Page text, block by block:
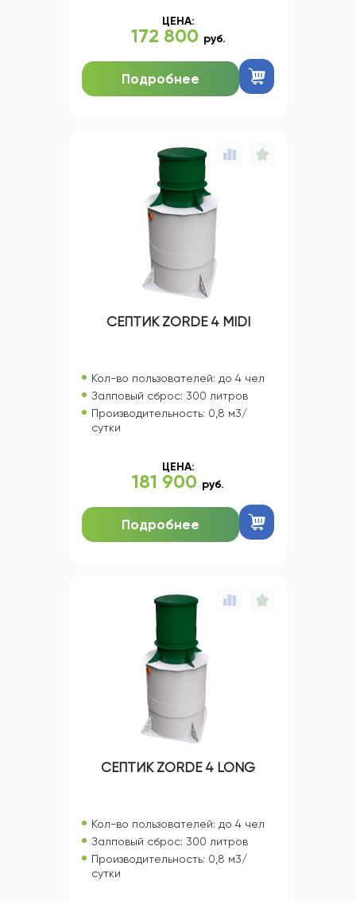
ЦЕНА:
172 800 руб.
Подробнее
СЕПТИК ZORDE 4 MIDI
Кол-во пользователей: до 4 чел
Залповый сброс: 300 литров
Производительность: 0,8 м3/
сутки
ЦЕНА:
181 900 руб.
Подробнее
СЕПТИК ZORDE 4 LONG
Кол-во пользователей: до 4 чел
Залповый сброс: 300 литров
Производительность: 0,8 м3/
сутки